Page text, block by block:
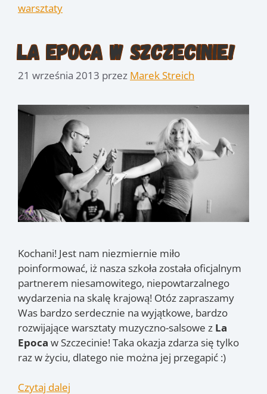
warsztaty
La Epoca w Szczecinie!
21 września 2013 przez Marek Streich
Kochani! Jest nam niezmiernie miło
poinformować, iż nasza szkoła została oficjalnym
partnerem niesamowitego, niepowtarzalnego
wydarzenia na skalę krajową! Otóz zapraszamy
Was bardzo serdecznie na wyjątkowe, bardzo
rozwijające warsztaty muzyczno-salsowe z La
Epoca w Szczecinie! Taka okazja zdarza się tylko
raz w życiu, dlatego nie można jej przegapić :)
Czytaj dalej